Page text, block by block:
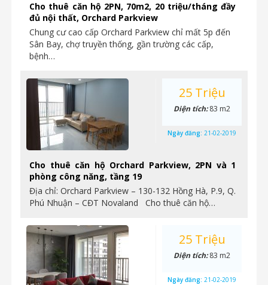
Cho thuê căn hộ 2PN, 70m2, 20 triệu/tháng đầy
đủ nội thất, Orchard Parkview
Chung cư cao cấp Orchard Parkview chỉ mất 5p đến
Sân Bay, chợ truyền thống, gần trường các cấp,
bệnh…
Cho thuê căn hộ Orchard Parkview, 2PN và 1
phòng công năng, tầng 19
Địa chỉ: Orchard Parkview – 130-132 Hồng Hà, P.9, Q.
Phú Nhuận – CĐT Novaland Cho thuê căn hộ…
25 Triệu
Diện tích:83 m2
Ngày đăng: 21-02-2019
25 Triệu
Diện tích:83 m2
Ngày đăng: 21-02-2019